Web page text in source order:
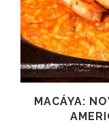
MACÁYA: